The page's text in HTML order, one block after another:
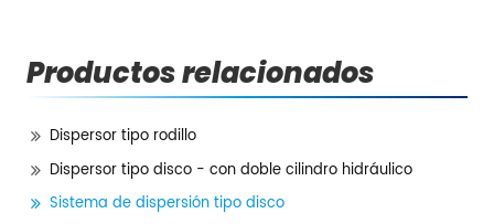
Productos relacionados
Dispersor tipo rodillo
Dispersor tipo disco - con doble cilindro hidráulico
Sistema de dispersión tipo disco